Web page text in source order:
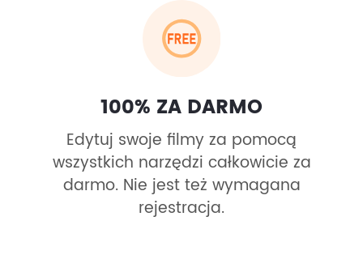
100% ZA DARMO
Edytuj swoje filmy za pomocą
wszystkich narzędzi całkowicie za
darmo. Nie jest też wymagana
rejestracja.